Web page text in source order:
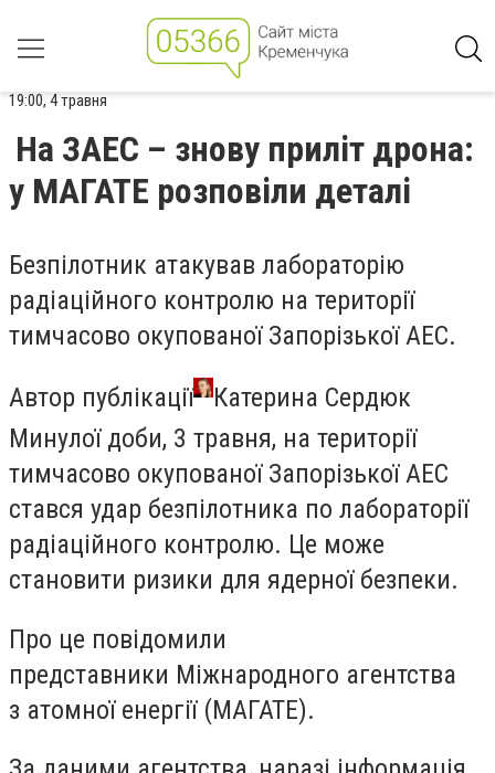
19:00, 4 травня
На ЗАЕС – знову приліт дрона:
у МАГАТЕ розповіли деталі
Безпілотник атакував лабораторію
радіаційного контролю на території
тимчасово окупованої Запорізької АЕС.
Автор публікації
Катерина Сердюк
Минулої доби, 3 травня, на території
тимчасово окупованої Запорізької АЕС
стався удар безпілотника по лабораторії
радіаційного контролю. Це може
становити ризики для ядерної безпеки.
Про це повідомили
представники Міжнародного агентства
з атомної енергії (МАГАТЕ).